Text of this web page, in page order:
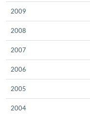
2009
2008
2007
2006
2005
2004